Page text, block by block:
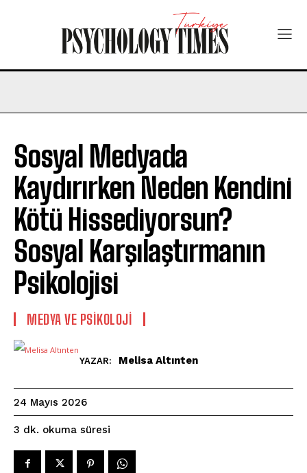
Sosyal Medyada
Kaydırırken Neden Kendini
Kötü Hissediyorsun?
Sosyal Karşılaştırmanın
Psikolojisi
MEDYA VE PSIKOLOJI
YAZAR: Melisa Altınten
24 Mayıs 2026
3 dk. okuma süresi